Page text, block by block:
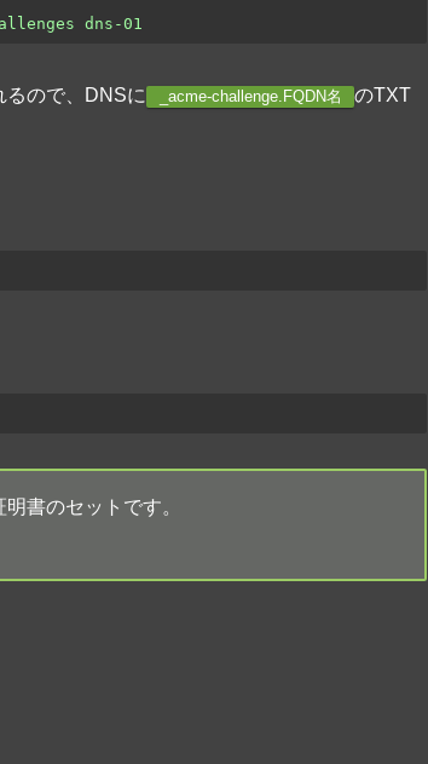
dns-01
るので、DNSに _acme-challenge.FQDN名
のTXT
書のセットです。